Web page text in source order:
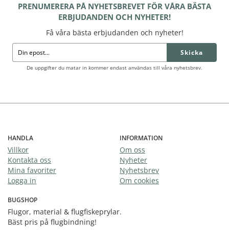
PRENUMERERA PÅ NYHETSBREVET FÖR VÅRA BÄSTA
ERBJUDANDEN OCH NYHETER!
Få våra bästa erbjudanden och nyheter!
Skicka
De uppgifter du matar in kommer endast användas till våra nyhetsbrev.
HANDLA
Villkor
Kontakta oss
Mina favoriter
Logga in
INFORMATION
Om oss
Nyheter
Nyhetsbrev
Om cookies
BUGSHOP
Flugor, material & flugfiskeprylar.
Bäst pris på flugbindning!